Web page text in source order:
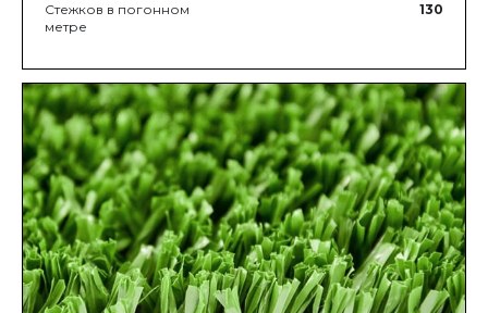
Стежков в погонном
метре
130